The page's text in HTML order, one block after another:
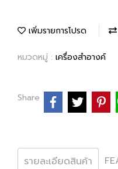
เพิ่มรายการโปรด
หมวดหมู่ : เครื่องสำอางค์
Share
รายละเอียดสินค้า